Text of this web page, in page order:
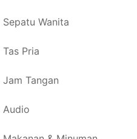
Sepatu Wanita
Tas Pria
Jam Tangan
Audio